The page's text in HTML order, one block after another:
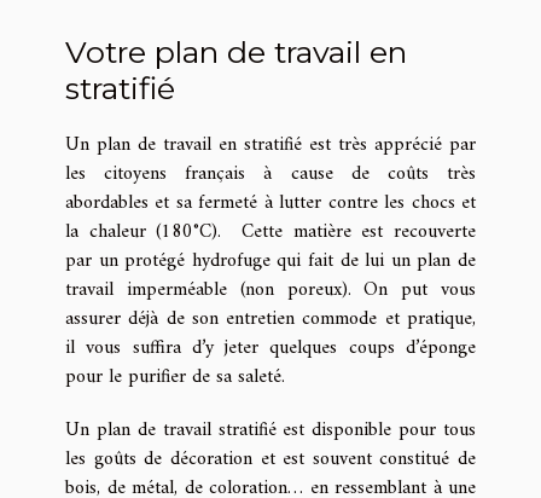
Votre plan de travail en
stratifié
Un plan de travail en stratifié est très apprécié par
les citoyens français à cause de coûts très
abordables et sa fermeté à lutter contre les chocs et
la chaleur (180°C). Cette matière est recouverte
par un protégé hydrofuge qui fait de lui un plan de
travail imperméable (non poreux). On put vous
assurer déjà de son entretien commode et pratique,
il vous suffira d’y jeter quelques coups d’éponge
pour le purifier de sa saleté.
Un plan de travail stratifié est disponible pour tous
les goûts de décoration et est souvent constitué de
bois, de métal, de coloration… en ressemblant à une